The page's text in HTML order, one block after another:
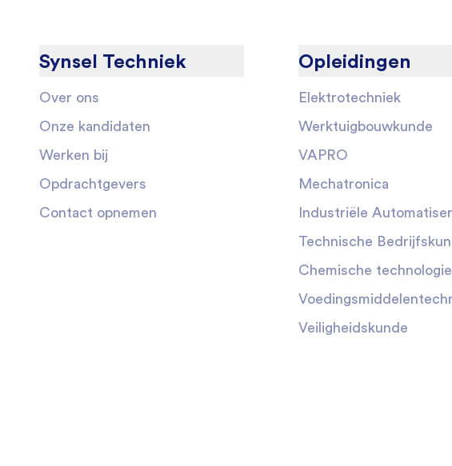
Synsel Techniek
Over ons
Onze kandidaten
Werken bij
Opdrachtgevers
Contact opnemen
Opleidingen
Elektrotechniek
Werktuigbouwkunde
VAPRO
Mechatronica
Industriële
Technische
Chemische technologie
Veiligheidskunde